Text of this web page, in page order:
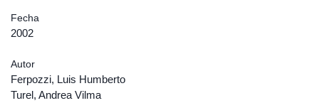
Fecha
2002
Autor
Ferpozzi, Luis Humberto
Turel, Andrea Vilma